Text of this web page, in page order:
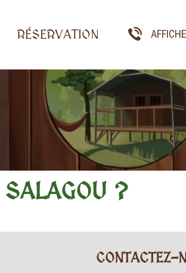
RÉSERVATION
DU
?
CONTACTEZ-